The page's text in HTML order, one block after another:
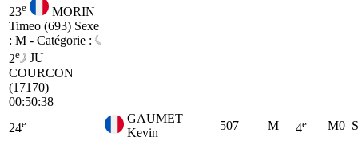
23e
MORIN
Timeo (693) Sexe
: M - Catégorie :
2e
JU
COURCON
(17170)
00:50:38
24e
GAUMET
Kevin
507 M 4e M0